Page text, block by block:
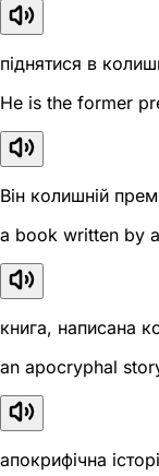
піднятися в
He is the former
Він колишній
a book written by
книга, написана
an apocryphal
апокрифічна